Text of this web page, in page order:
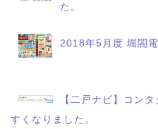
た。
2018年5月度 堀閤
【二戸ナビ】コン
すくなりました。